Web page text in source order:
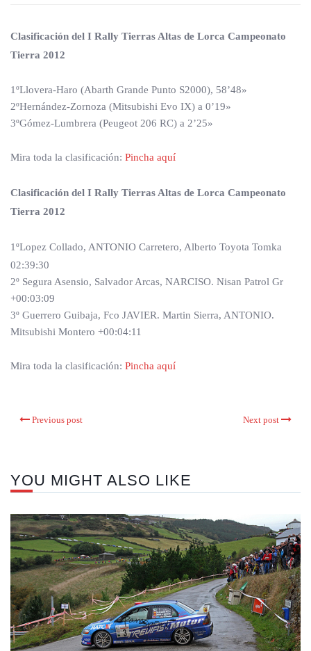
Clasificación del I Rally Tierras Altas de Lorca Campeonato
Tierra 2012
1ºLlovera-Haro (Abarth Grande Punto S2000), 58’48»
2ºHernández-Zornoza (Mitsubishi Evo IX) a 0’19»
3ºGómez-Lumbrera (Peugeot 206 RC) a 2’25»
Mira toda la clasificación: Pincha aquí
Clasificación del I Rally Tierras Altas de Lorca Campeonato
Tierra 2012
1ºLopez Collado, ANTONIO Carretero, Alberto Toyota Tomka
02:39:30
2º Segura Asensio, Salvador Arcas, NARCISO. Nisan Patrol Gr
+00:03:09
3º Guerrero Guibaja, Fco JAVIER. Martin Sierra, ANTONIO.
Mitsubishi Montero +00:04:11
Mira toda la clasificación: Pincha aquí
Previous post Next post
YOU MIGHT ALSO LIKE